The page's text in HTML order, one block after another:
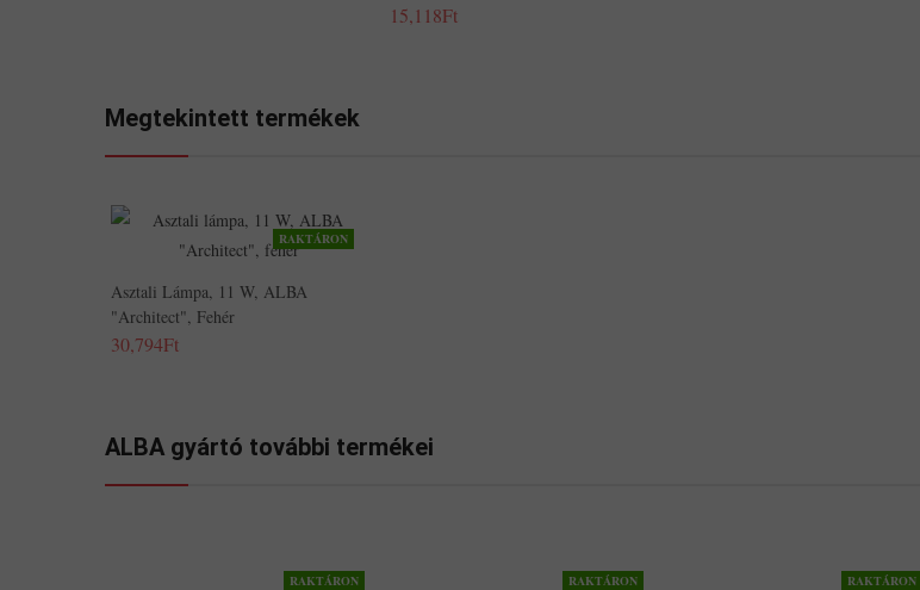
15,118Ft
Megtekintett termékek
RAKTÁRON
Asztali Lámpa, 11 W, ALBA
"Architect", Fehér
30,794Ft
ALBA gyártó további termékei
RAKTÁRON RAKTÁRON RAKTÁRON